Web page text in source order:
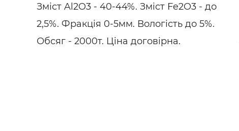
Зміст Al2O3 - 40-44%. Зміст Fe2O3 - до
2,5%. Фракція 0-5мм. Вологість до 5%.
Обсяг - 2000т. Ціна договірна.